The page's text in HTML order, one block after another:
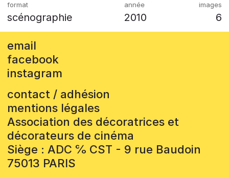
scénographie 2010 6
email
facebook
instagram
contact / adhésion
mentions légales
Association des décoratrices et
décorateurs de cinéma
Siège : ADC ℅ CST - 9 rue Baudoin
75013 PARIS